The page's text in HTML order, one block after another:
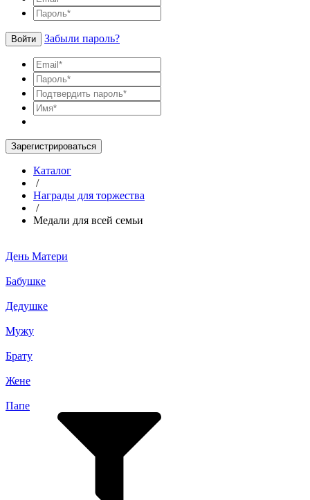
Войти Забыли пароль?
Зарегистрироваться
Каталог
/
Награды для торжества
/
Медали для всей семьи
День Матери
Бабушке
Дедушке
Мужу
Брату
Жене
Папе